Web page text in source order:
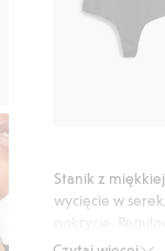
Stanik z
wycięcie w
bezszwowymi